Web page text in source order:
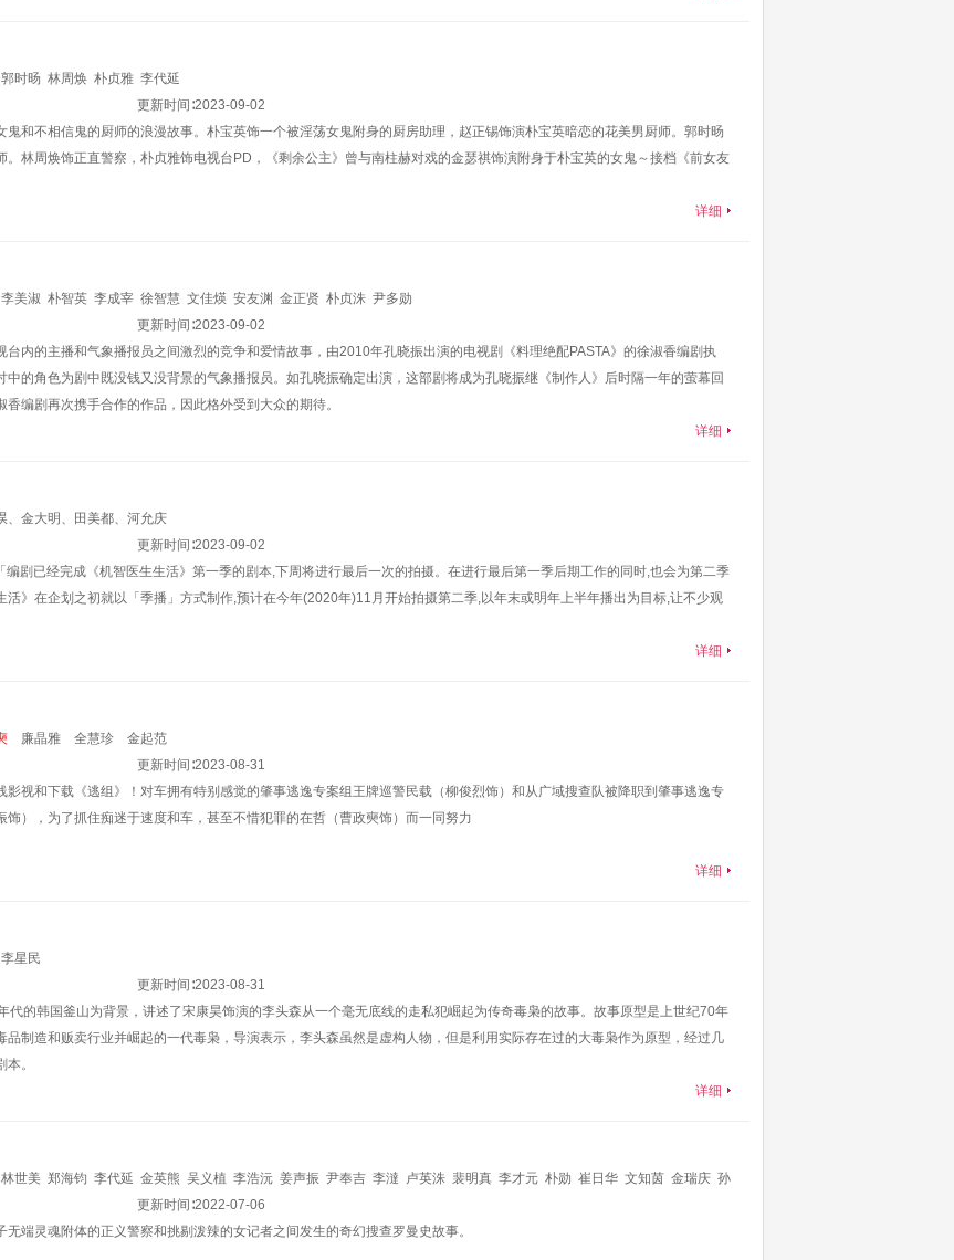
郭时旸 林周焕 朴贞雅 李代延
更新时间∶2023-09-02
鬼和不相信鬼的厨师的浪漫故事。朴宝英饰一个被淫荡女鬼附身的厨房助理，赵正锡饰演朴宝英暗恋的花美男厨师。郭时旸
。林周焕饰正直警察，朴贞雅饰电视台PD，《剩余公主》曾与南柱赫对戏的金瑟祺饰演附身于朴宝英的女鬼～接档《前女友
详细
李美淑 朴智英 李成宰 徐智慧 文佳煐 安友渊 金正贤 朴贞洙 尹多勋
更新时间∶2023-09-02
台内的主播和气象播报员之间激烈的竞争和爱情故事，由2010年孔晓振出演的电视剧《料理绝配PASTA》的徐淑香编剧执
中的角色为剧中既没钱又没背景的气象播报员。如孔晓振确定出演，这部剧将成为孔晓振继《制作人》后时隔一年的萤幕回
香编剧再次携手合作的作品，因此格外受到大众的期待。
详细
、金大明、田美都、河允庆
更新时间∶2023-09-02
编剧已经完成《机智医生生活》第一季的剧本,下周将进行最后一次的拍摄。在进行最后第一季后期工作的同时,也会为第二季
活》在企划之初就以「季播」方式制作,预计在今年(2020年)11月开始拍摄第二季,以年末或明年上半年播出为目标,让不少观
详细
廉晶雅 全慧珍
金起范
更新时间∶2023-08-31
影视和下载《逃组》！对车拥有特别感觉的肇事逃逸专案组王牌巡警民载（柳俊烈饰）和从广域搜查队被降职到肇事逃逸专
饰），为了抓住痴迷于速度和车，甚至不惜犯罪的在哲（曹政奭饰）而一同努力
详细
李星民
更新时间∶2023-08-31
代的韩国釜山为背景，讲述了宋康昊饰演的李头森从一个毫无底线的走私犯崛起为传奇毒枭的故事。故事原型是上世纪70年
品制造和贩卖行业并崛起的一代毒枭，导演表示，李头森虽然是虚构人物，但是利用实际存在过的大毒枭作为原型，经过几
。
详细
林世美 郑海钧 李代延 金英熊 吴义植 李浩沅 姜声振 尹奉吉 李澾 卢英洙 裴明真 李才元 朴勋 崔日华 文知茵 金瑞庆 孙
李真熙 张胜祖 金民钟 李时言
更新时间∶2022-07-06
无端灵魂附体的正义警察和挑剔泼辣的女记者之间发生的奇幻搜查罗曼史故事。